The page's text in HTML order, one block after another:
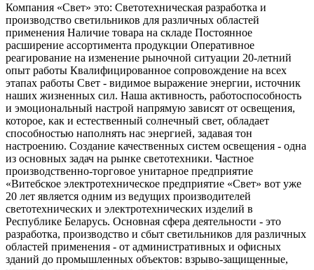
Компания «Свет» это: Светотехническая разработка и
производство светильников для различных областей
применения Наличие товара на складе Постоянное
расширение ассортимента продукции Оперативное
реагирование на изменение рыночной ситуации 20-летний
опыт работы Квалифицированное сопровождение на всех
этапах работы Свет - видимое выражение энергии, источник
наших жизненных сил. Наша активность, работоспособность
и эмоциональный настрой напрямую зависят от освещения,
которое, как и естественный солнечный свет, обладает
способностью наполнять нас энергией, задавая тон
настроению. Создание качественных систем освещения - одна
из основных задач на рынке светотехники. Частное
производственно-торговое унитарное предприятие
«Витебское электротехническое предприятие «Свет» вот уже
20 лет является одним из ведущих производителей
светотехнических и электротехнических изделий в
Республике Беларусь. Основная сфера деятельности - это
разработка, производство и сбыт светильников для различных
областей применения - от административных и офисных
зданий до промышленных объектов: взрыво-защищенные,